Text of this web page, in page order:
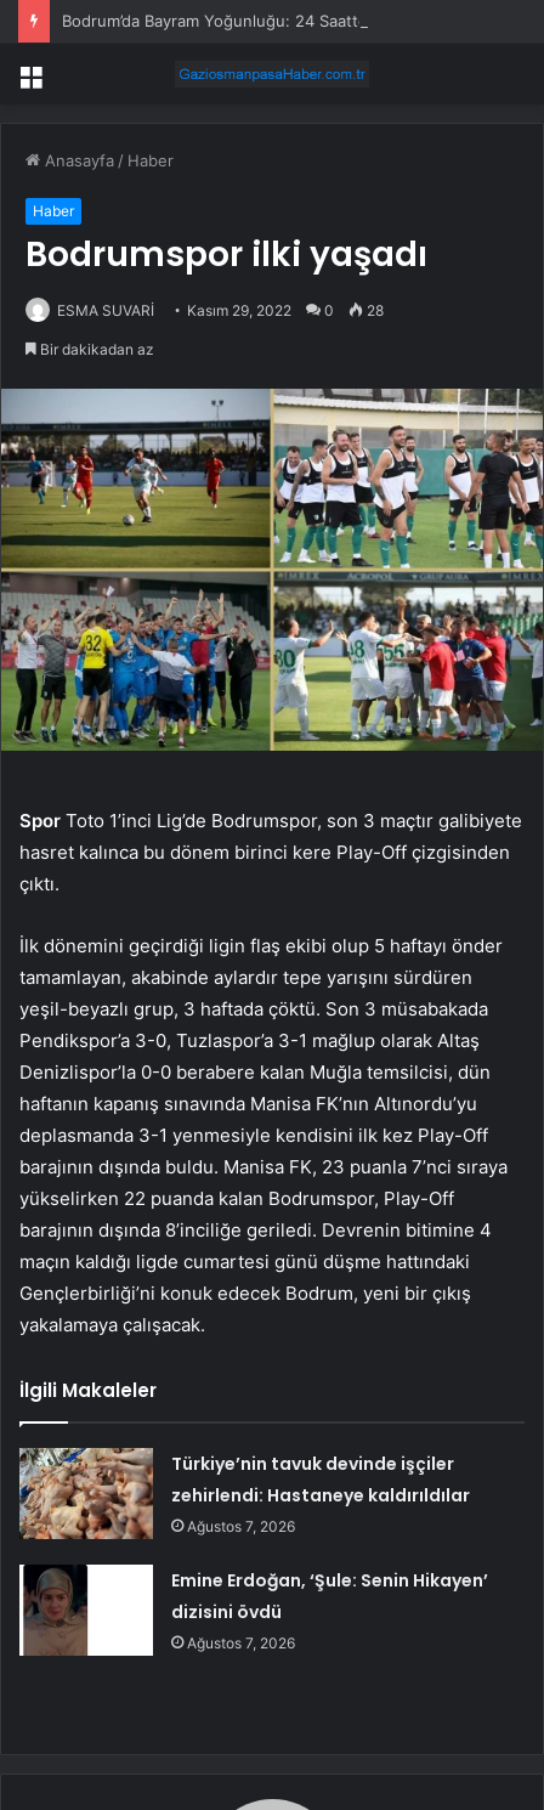
Bodrum’da Bayram Yoğunluğu: 24 Saatte 20 Bin Araç Girişi
Menü
Anasayfa / Haber
Haber
Bodrumspor ilki yaşadı
ESMA SUVARİ Kasım 29, 2022 0 28
Bir dakikadan az
Spor Toto 1’inci Lig’de Bodrumspor, son 3 maçtır galibiyete
hasret kalınca bu dönem birinci kere Play-Off çizgisinden
çıktı.
İlk dönemini geçirdiği ligin flaş ekibi olup 5 haftayı önder
tamamlayan, akabinde aylardır tepe yarışını sürdüren
yeşil-beyazlı grup, 3 haftada çöktü. Son 3 müsabakada
Pendikspor’a 3-0, Tuzlaspor’a 3-1 mağlup olarak Altaş
Denizlispor’la 0-0 berabere kalan Muğla temsilcisi, dün
haftanın kapanış sınavında Manisa FK’nın Altınordu’yu
deplasmanda 3-1 yenmesiyle kendisini ilk kez Play-Off
barajının dışında buldu. Manisa FK, 23 puanla 7’nci sıraya
yükselirken 22 puanda kalan Bodrumspor, Play-Off
barajının dışında 8’inciliğe geriledi. Devrenin bitimine 4
maçın kaldığı ligde cumartesi günü düşme hattındaki
Gençlerbirliği’ni konuk edecek Bodrum, yeni bir çıkış
yakalamaya çalışacak.
İlgili Makaleler
Türkiye’nin tavuk devinde işçiler
zehirlendi: Hastaneye kaldırıldılar
Ağustos 7, 2026
Emine Erdoğan, ‘Şule: Senin Hikayen’
dizisini övdü
Ağustos 7, 2026